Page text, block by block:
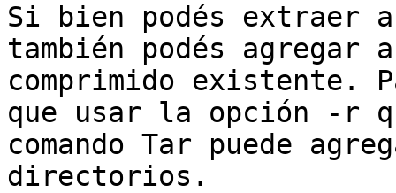
Si bien podés extraer
también podés agregar
comprimido existente.
que usar la opción -r
comando Tar puede
directorios.